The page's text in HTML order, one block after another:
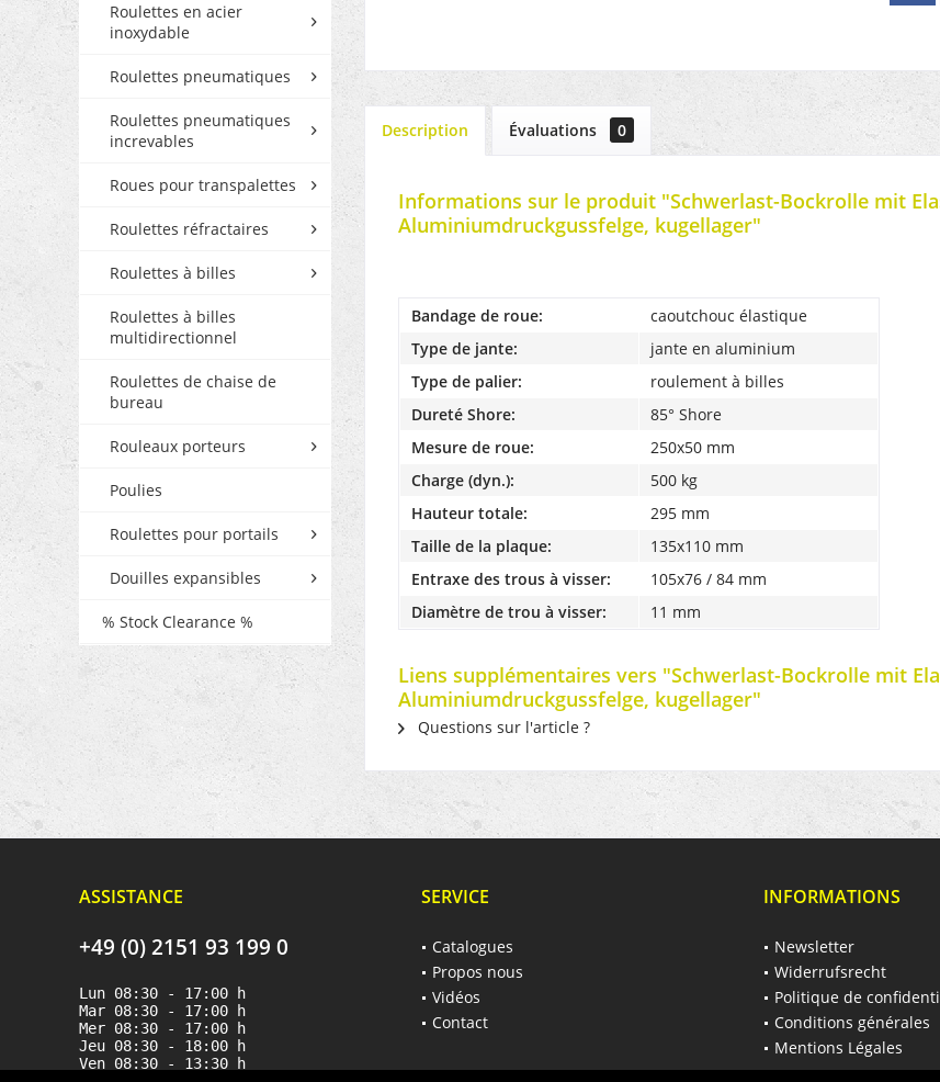
Roulettes en acier
inoxydable
Roulettes pneumatiques
Roulettes pneumatiques
increvables
Roues pour transpalettes
Roulettes réfractaires
Roulettes à billes
Roulettes à billes
multidirectionnel
Roulettes de chaise de
bureau
Rouleaux porteurs
Poulies
Roulettes pour portails
Douilles expansibles
% Stock Clearance %
Description Évaluations 0
Informations sur le produit "Schwerlast-Bockrolle mit
Aluminiumdruckgussfelge, kugellager"
Bandage de roue:
caoutchouc élastique
Type de jante:
jante en aluminium
Type de palier:
roulement à billes
Dureté Shore:
85° Shore
Mesure de roue:
250x50 mm
Charge (dyn.):
500 kg
Hauteur totale:
295 mm
Taille de la plaque:
135x110 mm
Entraxe des trous à visser:
105x76 / 84 mm
Diamètre de trou à visser:
11 mm
Liens supplémentaires vers "Schwerlast-Bockrolle mit
Aluminiumdruckgussfelge, kugellager"
Questions sur l'article ?
ASSISTANCE
+49 (0) 2151 93 199 0
Lun 08:30 - 17:00 h
Mar 08:30 - 17:00 h
Mer 08:30 - 17:00 h
Jeu 08:30 - 18:00 h
Ven 08:30 - 13:30 h
SERVICE
Catalogues
Propos nous
Vidéos
Contact
INFORMATIONS
Newsletter
Widerrufsrecht
Politique de
Conditions générales
Mentions Légales